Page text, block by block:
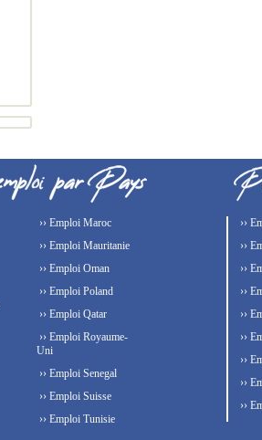
›› Emploi Maroc
›› Emploi Mauritanie
›› Emploi Oman
›› Emploi Poland
›› Emploi Qatar
›› Emploi Royaume-
Uni
›› Emploi Senegal
›› Emploi Suisse
›› Emploi Tunisie
››
››
››
››
››
››
››
››
››